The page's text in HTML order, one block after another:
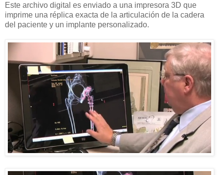
Este archivo digital es enviado a una impresora 3D que
imprime una réplica exacta de la articulación de la cadera
del paciente y un implante personalizado.